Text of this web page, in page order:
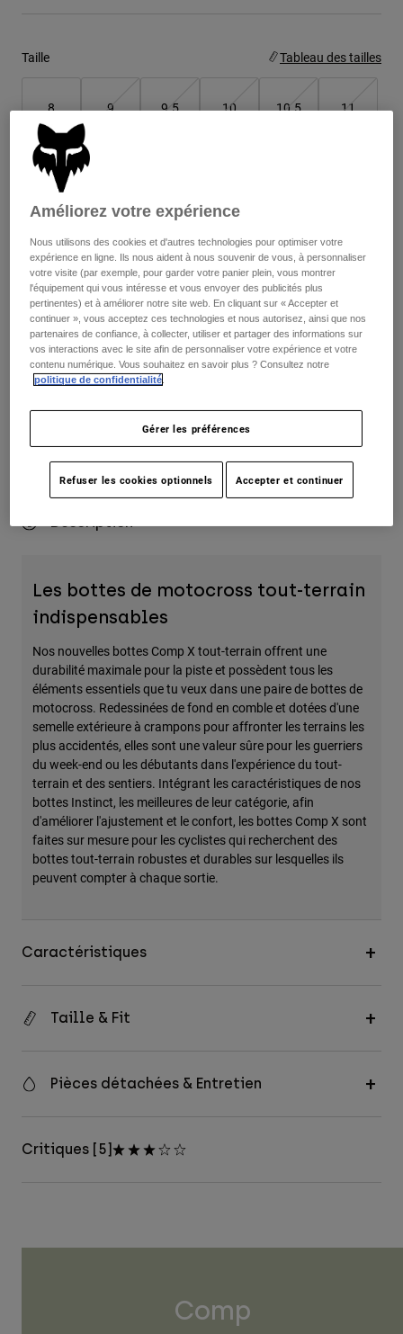
Shirts
Shorts
Sweatshirts
Tout acheter
Taille Tableau des tailles
8 9 9.5 10 10.5 11
11.5
Color -Gris/Noir
selected
Ajouter au panier
Rendements simples
Description
Les bottes de motocross tout-terrain
indispensables
Nos nouvelles bottes Comp X tout-terrain offrent une
durabilité maximale pour la piste et possèdent tous les
éléments essentiels que tu veux dans une paire de bottes de
motocross. Redessinées de fond en comble et dotées d'une
semelle extérieure à crampons pour affronter les terrains les
plus accidentés, elles sont une valeur sûre pour les guerriers
du week-end ou les débutants dans l'expérience du tout-
terrain et des sentiers. Intégrant les caractéristiques de nos
bottes Instinct, les meilleures de leur catégorie, afin
d'améliorer l'ajustement et le confort, les bottes Comp X sont
faites sur mesure pour les cyclistes qui recherchent des
bottes tout-terrain robustes et durables sur lesquelles ils
peuvent compter à chaque sortie.
Caractéristiques
Taille & Fit
Pièces détachées & Entretien
Critiques [5]
Comp
Améliorez votre expérience
Nous utilisons des cookies et d'autres technologies pour optimiser votre
expérience en ligne. Ils nous aident à nous souvenir de vous, à personnaliser
votre visite (par exemple, pour garder votre panier plein, vous montrer
l'équipement qui vous intéresse et vous envoyer des publicités plus
pertinentes) et à améliorer notre site web. En cliquant sur « Accepter et
continuer », vous acceptez ces technologies et nous autorisez, ainsi que nos
partenaires de confiance, à collecter, utiliser et partager des informations sur
vos interactions avec le site afin de personnaliser votre expérience et votre
contenu numérique. Vous souhaitez en savoir plus ? Consultez notre
politique de confidentialité
Gérer les préférences
Refuser les cookies optionnels Accepter et continuer